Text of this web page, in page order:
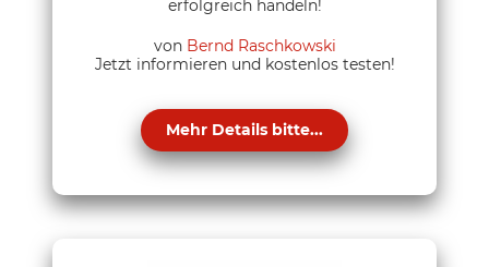
erfolgreich handeln!
von Bernd Raschkowski
Jetzt informieren und kostenlos testen!
Mehr Details bitte...